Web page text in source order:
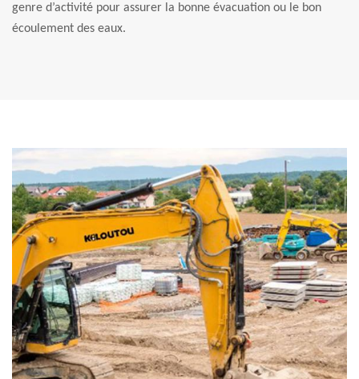
genre d’activité pour assurer la bonne évacuation ou le bon
écoulement des eaux.